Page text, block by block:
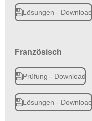
Lösungen - Download
Französisch
Prüfung - Download
Lösungen - Download